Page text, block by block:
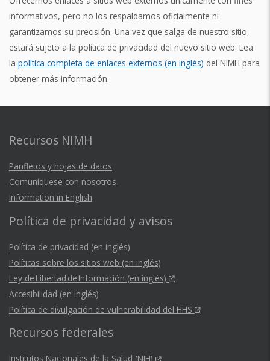
informativos, pero no los respaldamos oficialmente ni
garantizamos su precisión. Una vez que salga de nuestro sitio,
estará sujeto a la política de privacidad del nuevo sitio web. Lea
la política completa de enlaces externos (en inglés) del NIMH para
obtener más información.
Recursos NIMH
Panfletos y hojas de datos
Comuníquese con nosotros
Information in English
Política de privacidad y avisos
Política de privacidad (en inglés)
Políticas sobre los sitios web (en inglés)
Ley de Libertad de Información (en inglés)
Accesibilidad (en inglés)
Política de divulgación de vulnerabilidad del HHS
Recursos federales
Institutos Nacionales de la Salud (NIH)